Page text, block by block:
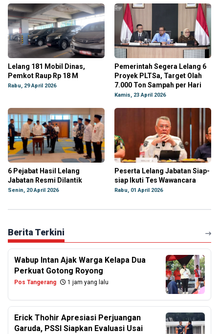
Lelang 181 Mobil Dinas,
Pemkot Raup Rp 18 M
Rabu, 29 April 2026
Pemerintah Segera Lelang 6
Proyek PLTSa, Target Olah
7.000 Ton Sampah per Hari
Kamis, 23 April 2026
6 Pejabat Hasil Lelang
Jabatan Resmi Dilantik
Senin, 20 April 2026
Peserta Lelang Jabatan Siap-
siap Ikuti Tes Wawancara
Rabu, 01 April 2026
Berita Terkini
Wabup Intan Ajak Warga Kelapa Dua
Perkuat Gotong Royong
Pos Tangerang 1 jam yang lalu
Erick Thohir Apresiasi Perjuangan
Garuda, PSSI Siapkan Evaluasi Usai